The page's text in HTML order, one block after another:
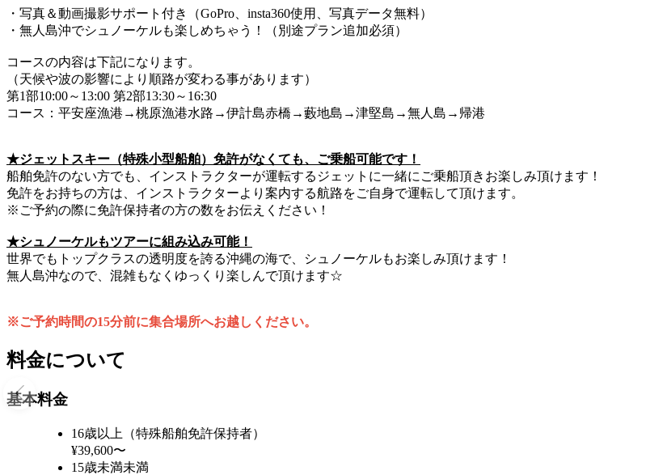
・写真＆動画撮影サポート付き（GoPro、insta360使用、写真データ無料）
・無人島沖でシュノーケルも楽しめちゃう！（別途プラン追加必須）
コースの内容は下記になります。
（天候や波の影響により順路が変わる事があります）
第1部10:00～13:00 第2部13:30～16:30
コース：平安座漁港→桃原漁港水路→伊計島赤橋→藪地島→津堅島→無人島→帰港
★ジェットスキー（特殊小型船舶）免許がなくても、ご乗船可能です！
船舶免許のない方でも、インストラクターが運転するジェットに一緒にご乗船頂きお楽しみ頂けます！
免許をお持ちの方は、インストラクターより案内する航路をご自身で運転して頂けます。
※ご予約の際に免許保持者の方の数をお伝えください！
★シュノーケルもツアーに組み込み可能！
世界でもトップクラスの透明度を誇る沖縄の海で、シュノーケルもお楽しみ頂けます！
無人島沖なので、混雑もなくゆっくり楽しんで頂けます☆
※ご予約時間の15分前に集合場所へお越しください。
料金について
基本料金
16歳以上（特殊船舶免許保持者）
¥39,600〜
15歳未満未満